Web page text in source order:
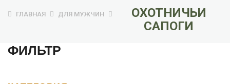
ГЛАВНАЯ ДЛЯ МУЖЧИН
ОХОТНИЧЬИ
САПОГИ
ФИЛЬТР